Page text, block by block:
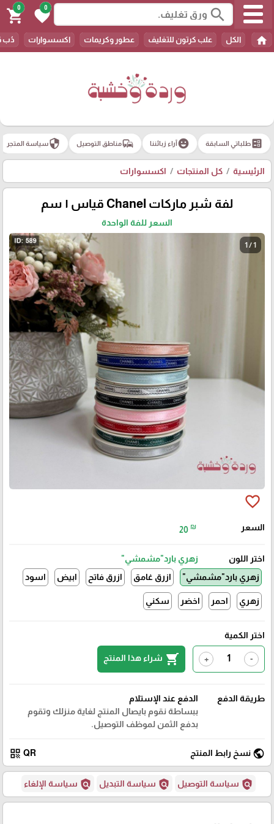
search
0
favorite
0
shopping_cart
home الكل علب كرتون للتغليف عطور وكريمات اكسسوارات دُب
ballotطلباتي السابقة emoji_emotionsآراء زبائننا commuteمناطق التوصيل securityسياسة المتجر
الرئيسية كل المنتجات اكسسوارات
لفة شبر ماركات Chanel قياس ١ سم
السعر للفة الواحدة
1 / 1
favorite_border
السعر 20 ₪
اختر اللون
زهري بارد"مشمشي"
زهري بارد"مشمشي"
ازرق غامق ازرق فاتح ابيض اسود
زهري احمر اخضر سكني
اختر الكمية
-
+
shopping_cart شراء هذا المنتج
طريقة الدفع
الدفع عند الإستلام
ببساطة نقوم بايصال المنتج لغاية منزلك وتقوم
بدفع الثمن لموظف التوصيل.
public نسخ رابط المنتج QR
qr_code
policy سياسة التوصيل policy سياسة التبديل policy سياسة الإلغاء